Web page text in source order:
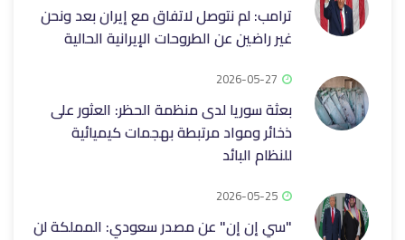
ترامب: لم نتوصل لاتفاق مع إيران بعد ونحن
غير راضين عن الطروحات الإيرانية الحالية
2026-05-27
بعثة سوريا لدى منظمة الحظر: العثور على
ذخائر ومواد مرتبطة بهجمات كيميائية
للنظام البائد
2026-05-25
"سي إن إن" عن مصدر سعودي: المملكة لن